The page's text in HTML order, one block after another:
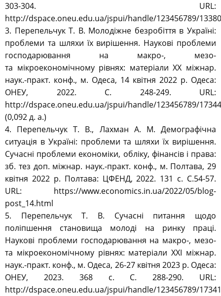
303-304. URL:
http://dspace.oneu.edu.ua/jspui/handle/123456789/13380
3. Перепельчук Т. В. Молодіжне безробіття в Україні:
проблеми та шляхи їх вирішення. Наукові проблеми
господарювання на макро-, мезо-
та мікроекономічному рівнях: матеріали ХХ міжнар.
наук.-практ. конф., м. Одеса, 14 квітня 2022 р. Одеса:
ОНЕУ, 2022. С. 248-249. URL:
http://dspace.oneu.edu.ua/jspui/handle/123456789/17344
(0,092 д. а.)
4. Перепельчук Т. В., Лахман А. М. Демографічна
ситуація в Україні: проблеми та шляхи їх вирішення.
Сучасні проблеми економіки, обліку, фінансів і права:
зб. тез доп. міжнар. наук.-практ. конф., м. Полтава, 29
квітня 2022 р. Полтава: ЦФЕНД, 2022. 131 с. С.54-57.
URL: https://www.economics.in.ua/2022/05/blog-
post_14.html
5. Перепельчук Т. В. Сучасні питання щодо
поліпшення становища молоді на ринку праці.
Наукові проблеми господарювання на макро-, мезо-
та мікроекономічному рівнях: матеріали ХХІ міжнар.
наук.-практ. конф., м. Одеса, 26-27 квітня 2023 р. Одеса:
ОНЕУ, 2023. 368 с. С. 288-290. URL:
http://dspace.oneu.edu.ua/jspui/handle/123456789/17341